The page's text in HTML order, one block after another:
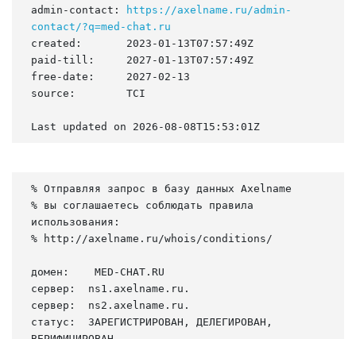
admin-contact:
https://axelname.ru/admin-
contact/?q=med-chat.ru
created:       2023-01-13T07:57:49Z
paid-till:     2027-01-13T07:57:49Z
free-date:     2027-02-13
source:        TCI
Last updated on 2026-08-08T15:53:01Z
% Отправляя запрос в базу данных Axelname
% вы соглашаетесь соблюдать правила
использования:
% http://axelname.ru/whois/conditions/
домен:    MED-CHAT.RU
сервер:  ns1.axelname.ru.
сервер:  ns2.axelname.ru.
статус:  ЗАРЕГИСТРИРОВАН, ДЕЛЕГИРОВАН,